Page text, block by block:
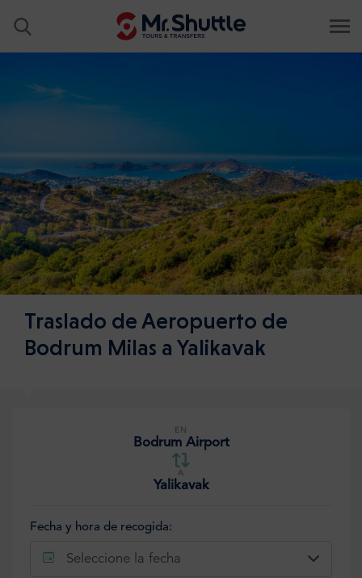
Traslado de Aeropuerto de
Bodrum Milas a Yalikavak
EN
Bodrum Airport
A
Yalikavak
Fecha y hora de recogida:
Seleccione la fecha